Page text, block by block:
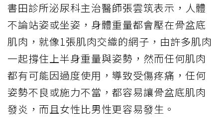
書田診所泌尿科主治醫師張雲筑表示，人體
不論站姿或坐姿，身體重量都會壓在骨盆底
肌肉，就像1張肌肉交織的網子，由許多肌肉
一起撐住上半身重量與姿勢，然而任何肌肉
都有可能因過度使用，導致受傷疼痛，任何
姿勢不良或施力不當，都容易讓骨盆底肌肉
發炎，而且女性比男性更容易發生。